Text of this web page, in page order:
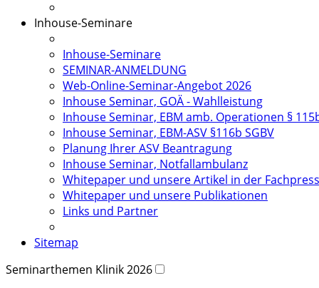
Inhouse-Seminare
Inhouse-Seminare
SEMINAR-ANMELDUNG
Web-Online-Seminar-Angebot 2026
Inhouse Seminar, GOÄ - Wahlleistung
Inhouse Seminar, EBM amb. Operationen §
Inhouse Seminar, EBM-ASV §116b SGBV
Planung Ihrer ASV Beantragung
Inhouse Seminar, Notfallambulanz
Whitepaper und unsere Artikel in der
Whitepaper und unsere Publikationen
Links und Partner
Sitemap
Seminarthemen Klinik 2026